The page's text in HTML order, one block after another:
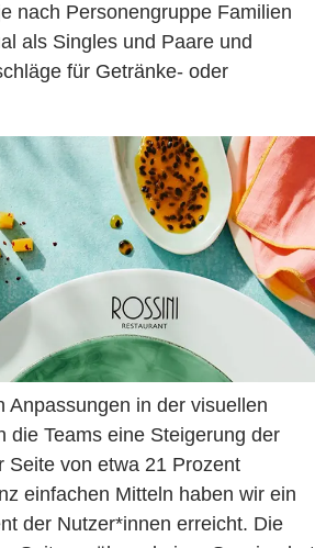
nach Personengruppe Familien
als Singles und Paare und
für Getränke- oder
Anpassungen in der visuellen
die Teams eine Steigerung der
Seite von etwa 21 Prozent
einfachen Mitteln haben wir ein
der Nutzer*innen erreicht. Die